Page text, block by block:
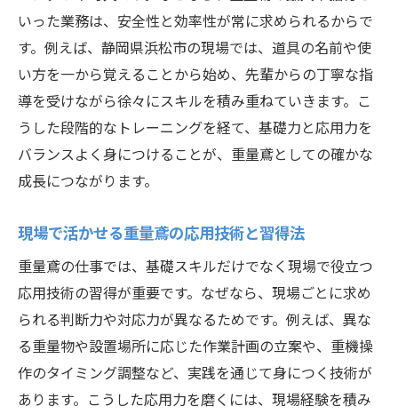
いった業務は、安全性と効率性が常に求められるからで
す。例えば、静岡県浜松市の現場では、道具の名前や使
い方を一から覚えることから始め、先輩からの丁寧な指
導を受けながら徐々にスキルを積み重ねていきます。こ
うした段階的なトレーニングを経て、基礎力と応用力を
バランスよく身につけることが、重量鳶としての確かな
成長につながります。
現場で活かせる重量鳶の応用技術と習得法
重量鳶の仕事では、基礎スキルだけでなく現場で役立つ
応用技術の習得が重要です。なぜなら、現場ごとに求め
られる判断力や対応力が異なるためです。例えば、異な
る重量物や設置場所に応じた作業計画の立案や、重機操
作のタイミング調整など、実践を通じて身につく技術が
あります。こうした応用力を磨くには、現場経験を積み